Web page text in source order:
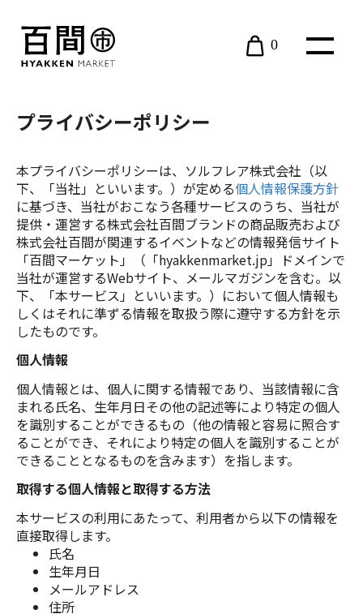
0
現在カート内に商品はございません。
BOOK
近江ARS
EDIT COFFEE
プライバシーポリシー
本プライバシーポリシーは、ソルフレア株式会社（以
下、「当社」といいます。）が定める個人情報保護方針
に基づき、当社がおこなう各種サービスのうち、当社が
提供・運営する株式会社百間ブランドの商品販売および
株式会社百間が関連するイベントなどの情報発信サイト
「百間マーケット」（「hyakkenmarket.jp」ドメインで
当社が運営するWebサイト、メールマガジンを含む。以
下、「本サービス」といいます。）において個人情報も
しくはそれに準ずる情報を取扱う際に遵守する方針を示
したものです。
個人情報
個人情報とは、個人に関する情報であり、当該情報に含
まれる氏名、生年月日その他の記述等により特定の個人
を識別することができるもの（他の情報と容易に照合す
ることができ、それにより特定の個人を識別することが
できることとなるものを含みます）を指します。
取得する個人情報と取得する方法
本サービスの利用にあたって、利用者から以下の情報を
直接取得します。
氏名
生年月日
メールアドレス
住所